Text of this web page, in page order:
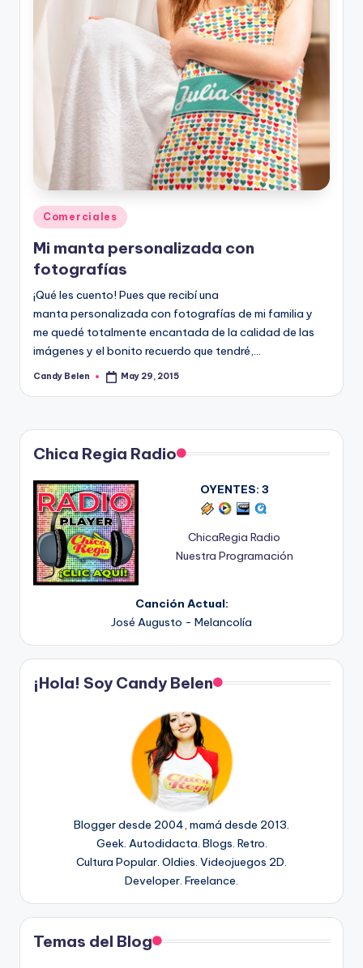
Posted
in
Comerciales
Mi manta personalizada con
fotografías
¡Qué les cuento! Pues que recibí una
manta personalizada con fotografías de mi familia y
me quedé totalmente encantada de la calidad de las
imágenes y el bonito recuerdo que tendré,…
Posted
Candy Belen May 29, 2015
Chica Regia Radio
OYENTES: 3
ChicaRegia Radio
Nuestra Programación
Canción Actual:
José Augusto - Melancolía
¡Hola! Soy Candy Belen
Blogger desde 2004, mamá desde 2013.
Geek. Autodidacta. Blogs. Retro.
Cultura Popular. Oldies. Videojuegos 2D.
Developer. Freelance.
Temas del Blog